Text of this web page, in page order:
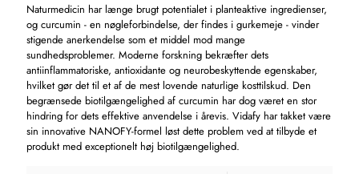
Naturmedicin har længe brugt potentialet i planteaktive ingredienser,
og curcumin - en nøgleforbindelse, der findes i gurkemeje - vinder
stigende anerkendelse som et middel mod mange
sundhedsproblemer. Moderne forskning bekræfter dets
antiinflammatoriske, antioxidante og neurobeskyttende egenskaber,
hvilket gør det til et af de mest lovende naturlige kosttilskud. Den
begrænsede biotilgængelighed af curcumin har dog været en stor
hindring for dets effektive anvendelse i årevis. Vidafy har takket være
sin innovative NANOFY-formel løst dette problem ved at tilbyde et
produkt med exceptionelt høj biotilgængelighed.